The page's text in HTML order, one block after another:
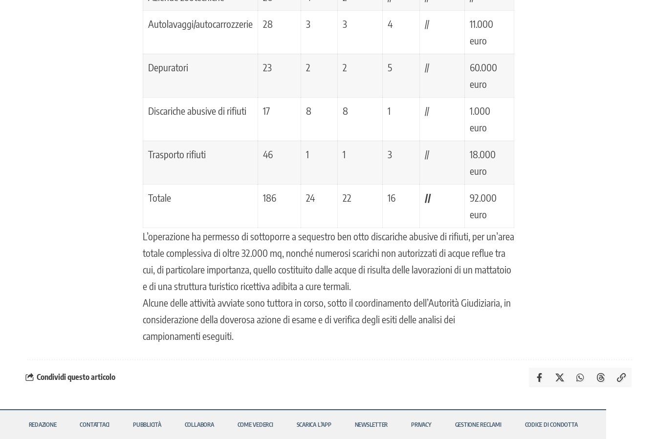
Autolavaggi/autocarrozzerie 28 3 3 4 //
11.000
euro
Depuratori 23 2 2 5 //
60.000
euro
Discariche abusive di rifiuti 17 8 8 1 //
1.000
euro
Trasporto rifiuti 46 1 1 3 //
18.000
euro
Totale 186 24 22 16 //
92.000
euro
L’operazione ha permesso di sottoporre a sequestro ben otto discariche abusive di rifiuti, per un’area
totale complessiva di oltre 32.000 mq, nonché numerosi scarichi non autorizzati di acque reflue tra
cui, di particolare importanza, quello costituito dalle acque di risulta delle lavorazioni di un mattatoio
e di una struttura turistico ricettiva adibita a cure termali.
Alcune delle attività avviate sono tuttora in corso, sotto il coordinamento dell’Autorità Giudiziaria, in
considerazione della doverosa azione di esame e di verifica degli esiti delle analisi dei
campionamenti eseguiti.
Condividi questo articolo
REDAZIONE CONTATTACI PUBBLICITÀ COLLABORA COME VEDERCI SCARICA L’APP NEWSLETTER PRIVACY GESTIONE RECLAMI CODICE DI CONDOTTA